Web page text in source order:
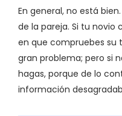
En general, no está
de la pareja. Si tu
en que compruebes su
gran problema; pero si
hagas, porque de lo
información